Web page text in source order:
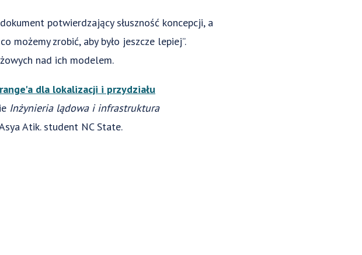
potwierdzający słuszność koncepcji, a
możemy zrobić, aby było jeszcze lepiej”.
nad ich modelem.
dla lokalizacji i przydziału
Inżynieria lądowa i infrastruktura
Atik. student NC State.